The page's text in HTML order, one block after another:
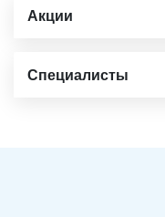
Акции
Специалисты